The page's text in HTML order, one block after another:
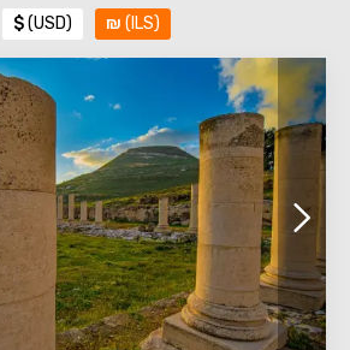
$(USD) ₪ (ILS)